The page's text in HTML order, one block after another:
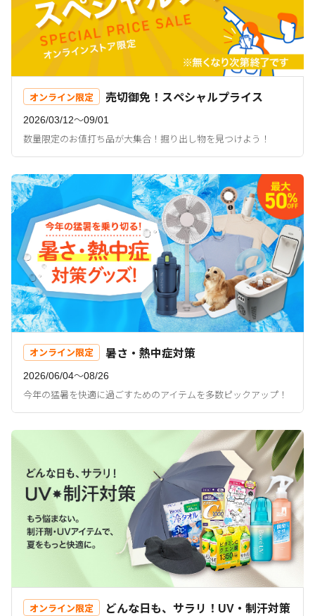
オンライン限定 売切御免！スペシャルプライス
2026/03/12〜09/01
数量限定のお値打ち品が大集合！掘り出し物を見つけよう！
オンライン限定 暑さ・熱中症対策
2026/06/04〜08/26
今年の猛暑を快適に過ごすためのアイテムを多数ピックアップ！
オンライン限定 どんな日も、サラリ！UV・制汗対策